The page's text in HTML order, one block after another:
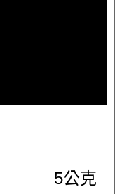
5公克